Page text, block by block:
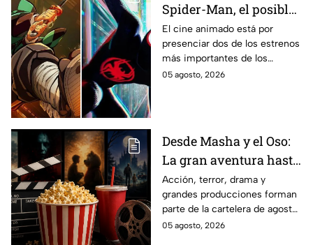
Spider-Man, el posible
gran enfrentamiento
en taquilla del 2027
El cine animado está por
presenciar dos de los estrenos
más importantes de los
últimos años.
05 agosto, 2026
Desde Masha y el Oso:
La gran aventura hasta
El Final de la Calle Oak
con Anne Hathaway.
Esta es la lista
completa de los
Acción, terror, drama y
grandes producciones forman
parte de la cartelera de agosto
en México.
05 agosto, 2026